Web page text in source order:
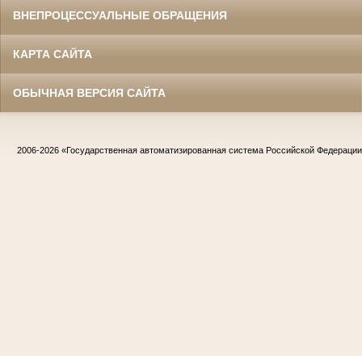
ВНЕПРОЦЕССУАЛЬНЫЕ ОБРАЩЕНИЯ
КАРТА САЙТА
ОБЫЧНАЯ ВЕРСИЯ САЙТА
2006-2026 «Государственная автоматизированная система Российской